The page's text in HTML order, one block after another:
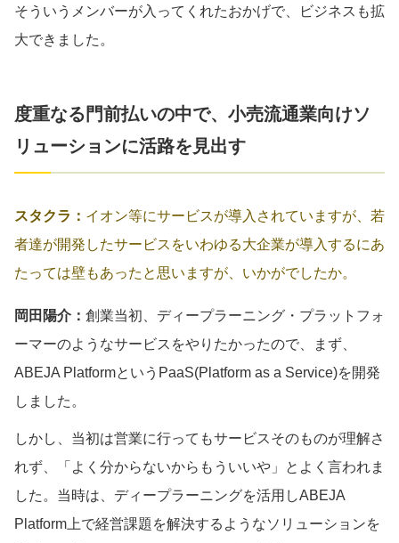
そういうメンバーが入ってくれたおかげで、ビジネスも拡
大できました。
度重なる門前払いの中で、小売流通業向けソ
リューションに活路を見出す
スタクラ： イオン等にサービスが導入されていますが、若
者達が開発したサービスをいわゆる大企業が導入するにあ
たっては壁もあったと思いますが、いかがでしたか。
岡田陽介： 創業当初、ディープラーニング・プラットフォ
ーマーのようなサービスをやりたかったので、まず、
ABEJA PlatformというPaaS(Platform as a Service)を開発
しました。
しかし、当初は営業に行ってもサービスそのものが理解さ
れず、「よく分からないからもういいや」とよく言われま
した。当時は、ディープラーニングを活用しABEJA
Platform上で経営課題を解決するようなソリューションを